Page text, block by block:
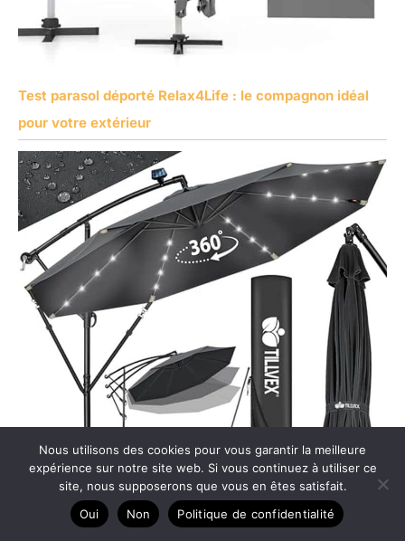
Test parasol déporté Relax4Life : le compagnon idéal
pour votre extérieur
Nous utilisons des cookies pour vous garantir la meilleure
expérience sur notre site web. Si vous continuez à utiliser ce
site, nous supposerons que vous en êtes satisfait.
Oui
Non Politique de confidentialité